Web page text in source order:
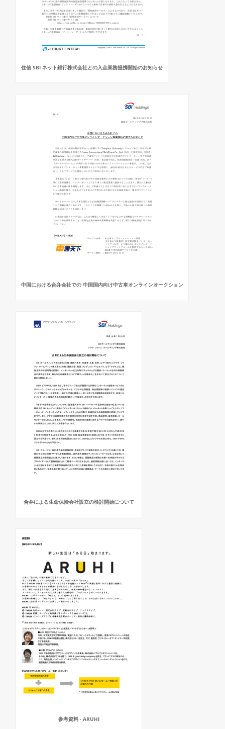
住信 SBI ネット銀行株式会社との入金業務提携開始のお知らせ
中国における合弁会社での 中国国内向け中古車オンラインオークション
合弁による生命保険会社設立の検討開始について
参考資料 - ARUHI